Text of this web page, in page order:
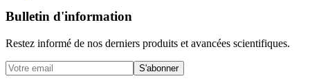
Bulletin d'information
Restez informé de nos derniers produits et avancées scientifiques.
S'abonner